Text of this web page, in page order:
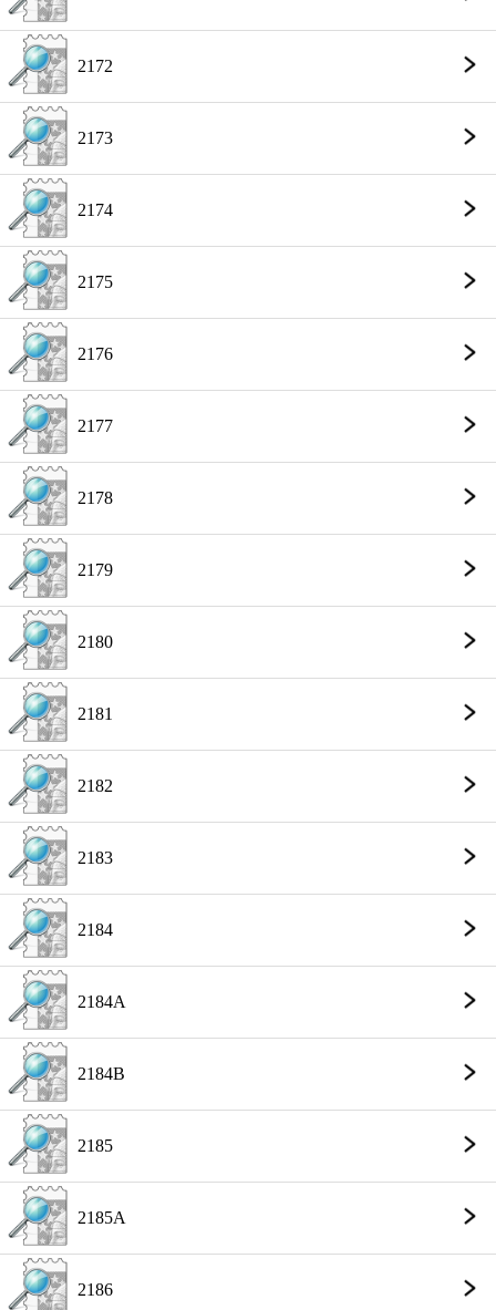
2172
2173
2174
2175
2176
2177
2178
2179
2180
2181
2182
2183
2184
2184A
2184B
2185
2185A
2186